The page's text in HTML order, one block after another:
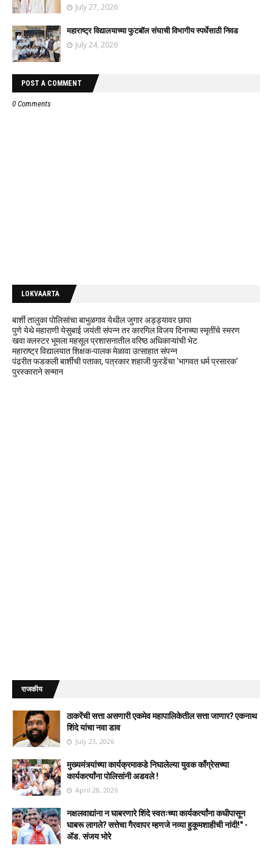
July 27, 2026
महाराष्ट्र विद्यालयाच्या फुटबॉल संघाची विभागीय स्पर्धेसाठी निवड
July 24, 2026
POST A COMMENT
0 Comments
LOKVAARTA
बार्शी तालुका पोलिसांचा बाभुळगाव येथील जुगार अड्ड्यावर छापा
पुणे येथे महाराणी येसुबाई जयंती संपन्न तर कारगिल विजय दिनाच्या स्मृतींचे स्मरण
खवा क्लस्टर भूमला महसूल प्रशासनातील वरिष्ठ अधिकाऱ्यांची भेट
महाराष्ट्र विद्यालयात शिक्षक-पालक मेळावा उत्साहात संपन्न
पंढरीत फडकली बार्शीची पताका, पत्रकार शहाजी फुरडेंचा 'भागवत धर्म प्रसारक'
पुरस्काराने सन्मान
राजकीय
ठाकरेंची सत्ता असणारी एकमेव महापालिकेतील सत्ता जाणार? एकनाथ
शिंदे यांचा नवा डाव
July 23, 2026
मुख्यमंत्र्यांच्या कार्यक्रमाकडे निघालेल्या युवक काँग्रेसच्या
कार्यकर्त्यांना पोलिसांनी अडवले !
April 28, 2026
नक्षलवाद्यांना न घाबरणारे शिंदे स्वतःच्या कार्यकर्त्यांना कधीपासून
घाबरू लागले? सत्तेचा गैरवापर म्हणजे नव्या हुकूमशाहीची नांदी!" -
ॲड. संजय भोरे